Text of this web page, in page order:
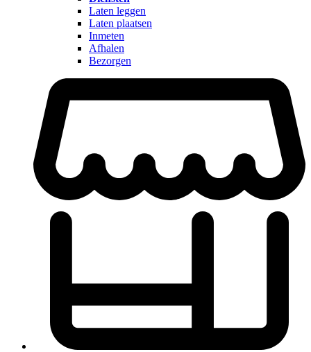
Laten leggen
Laten plaatsen
Inmeten
Afhalen
Bezorgen